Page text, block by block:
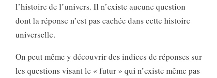
l’histoire de l’univers. Il n’existe aucune question
dont la réponse n’est pas cachée dans cette histoire
universelle.
On peut même y découvrir des indices de réponses sur
les questions visant le « futur » qui n’existe même pas